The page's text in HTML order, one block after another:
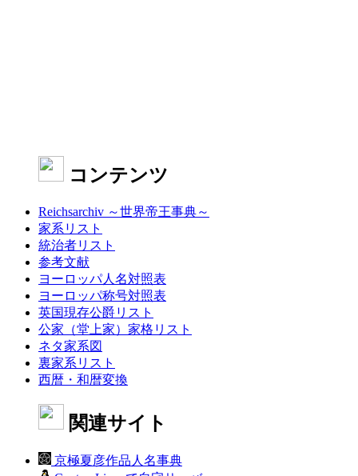
コンテンツ
Reichsarchiv ～世界帝王事典～
家系リスト
統治者リスト
参考文献
ヨーロッパ人名対照表
ヨーロッパ称号対照表
英国現存公爵リスト
公家（堂上家）家格リスト
ネタ家系図
裏家系リスト
西暦・和暦変換
関連サイト
京極夏彦作品人名事典